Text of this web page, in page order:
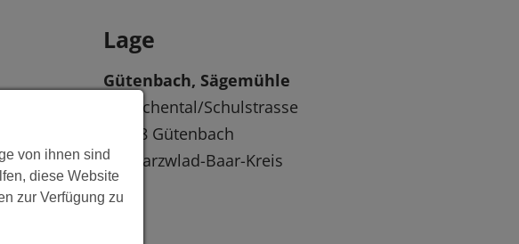
-
Lage
Gütenbach, Sägemühle
Hübschental/Schulstrasse
78148 Gütenbach
Schwarzwlad-Baar-Kreis
von ihnen sind
diese Website
zur Verfügung zu